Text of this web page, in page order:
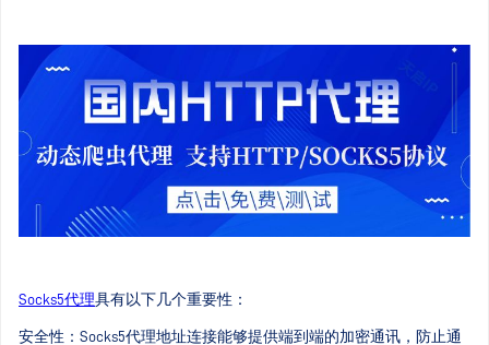
Socks5代理具有以下几个重要性：
安全性：Socks5代理地址连接能够提供端到端的加密通讯，防止通